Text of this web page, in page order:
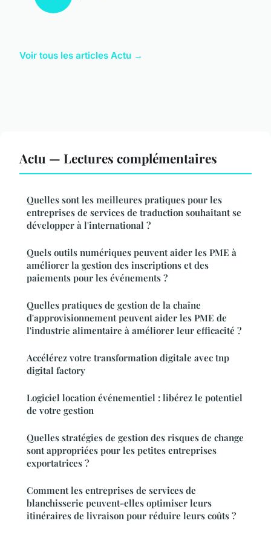
Voir tous les articles Actu →
Actu — Lectures complémentaires
Quelles sont les meilleures pratiques pour les
entreprises de services de traduction souhaitant se
développer à l'international ?
Quels outils numériques peuvent aider les PME à
améliorer la gestion des inscriptions et des
paiements pour les événements ?
Quelles pratiques de gestion de la chaîne
d'approvisionnement peuvent aider les PME de
l'industrie alimentaire à améliorer leur efficacité ?
Accélérez votre transformation digitale avec tnp
digital factory
Logiciel location événementiel : libérez le potentiel
de votre gestion
Quelles stratégies de gestion des risques de change
sont appropriées pour les petites entreprises
exportatrices ?
Comment les entreprises de services de
blanchisserie peuvent-elles optimiser leurs
itinéraires de livraison pour réduire leurs coûts ?